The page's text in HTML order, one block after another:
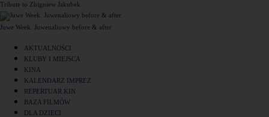
Tribute to Zbigniew Jakubek
Juwe Week. Juwenaliowy before & after
AKTUALNOŚCI
KLUBY I MIEJSCA
KINA
KALENDARZ IMPREZ
REPERTUAR KIN
BAZA FILMÓW
DLA DZIECI